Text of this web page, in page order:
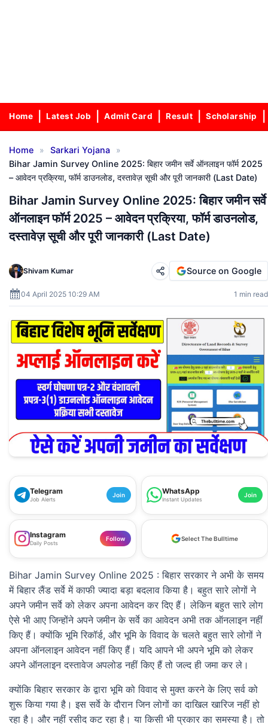
Home Latest Job Admit Card Result Scholarship
Home » Sarkari Yojana
»
Bihar Jamin Survey Online 2025: बिहार जमीन सर्वे ऑनलाइन फॉर्म 2025
– आवेदन प्रक्रिया, फॉर्म डाउनलोड, दस्तावेज़ सूची और पूरी जानकारी (Last Date)
Bihar Jamin Survey Online 2025: बिहार जमीन सर्वे
ऑनलाइन फॉर्म 2025 – आवेदन प्रक्रिया, फॉर्म डाउनलोड,
दस्तावेज़ सूची और पूरी जानकारी (Last Date)
Shivam Kumar
04 April 2025 10:29 AM 1 min read
Source on Google
Telegram
Job Alerts
Join WhatsApp
Instant Updates
Join
Instagram
Daily Posts
Follow Select The Bulltime
Bihar Jamin Survey Online 2025 : बिहार सरकार ने अभी के समय
में बिहार लैंड सर्वे में काफी ज्यादा बड़ा बदलाव किया है। बहुत सारे लोगों ने
अपने जमीन सर्वे को लेकर अपना आवेदन कर दिए हैं। लेकिन बहुत सारे लोग
ऐसे भी आए जिन्होंने अपने जमीन के सर्वे का आवेदन अभी तक ऑनलाइन नहीं
किए हैं। क्योंकि भूमि रिकॉर्ड, और भूमि के विवाद के चलते बहुत सारे लोगों ने
अपना ऑनलाइन आवेदन नहीं किए हैं। यदि आपने भी अपने भूमि को लेकर
अपने ऑनलाइन दस्तावेज अपलोड नहीं किए हैं तो जल्द ही जमा कर ले।
क्योंकि बिहार सरकार के द्वारा भूमि को विवाद से मुक्त करने के लिए सर्व को
शुरू किया गया है। इस सर्वे के दौरान जिन लोगों का दाखिल खारिज नहीं हो
रहा है। और नहीं रसीद कट रहा है। या किसी भी प्रकार का समस्या है। तो